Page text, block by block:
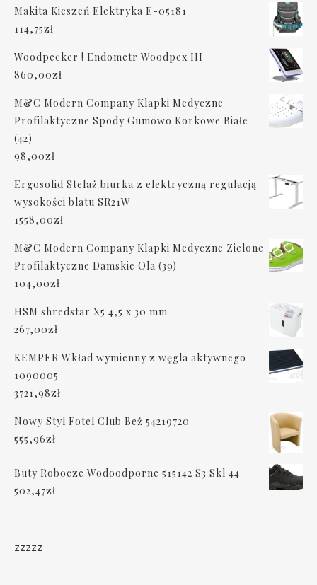
Makita Kieszeń Elektryka E-05181
114,75zł
Woodpecker ! Endometr Woodpex III
860,00zł
M&C Modern Company Klapki Medyczne
Profilaktyczne Spody Gumowo Korkowe Białe
(42)
98,00zł
Ergosolid Stelaż biurka z elektryczną regulacją
wysokości blatu SR21W
1558,00zł
M&C Modern Company Klapki Medyczne Zielone
Profilaktyczne Damskie Ola (39)
104,00zł
HSM shredstar X5 4,5 x 30 mm
267,00zł
KEMPER Wkład wymienny z węgla aktywnego
1090005
3721,98zł
Nowy Styl Fotel Club Beż 54219720
555,96zł
Buty Robocze Wodoodporne 515142 S3 Skl 44
502,47zł
zzzzz